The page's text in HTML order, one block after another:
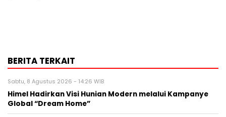
BERITA TERKAIT
Sabtu, 8 Agustus 2026 - 14:26 WIB
Himel Hadirkan Visi Hunian Modern melalui Kampanye
Global “Dream Home”